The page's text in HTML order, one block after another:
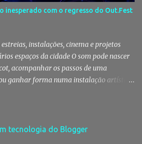
para passar a viver com o rio. A partir
as varandas enchem-se de verde, o
mistura-se com a brisa do estuário e
à vila para celebrar aqu...
inesperado com o regresso do Out.Fest
estreias, instalações, cinema e projetos
espaços da cidade O som pode nascer
acompanhar os passos de uma
ganhar forma numa instalação artística.
sensorial com a 22.ª edição do festival,
tecnologia do Blogger